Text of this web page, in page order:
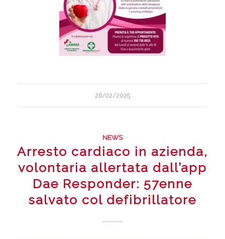
26/02/2025
NEWS
Arresto cardiaco in azienda,
volontaria allertata dall’app
Dae Responder: 57enne
salvato col defibrillatore